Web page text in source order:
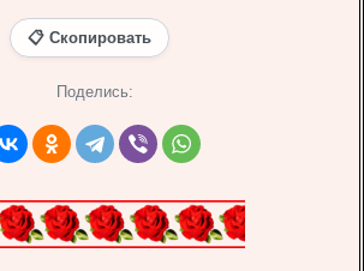
📋 Скопировать
Поделись: